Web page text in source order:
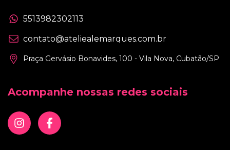
5513982302113
contato@ateliealemarques.com.br
Praça Gervásio Bonavides, 100 - Vila Nova, Cubatão/SP
Acompanhe nossas redes sociais